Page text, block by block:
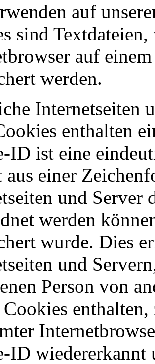
auf
sind
auf
werden.
Internetseiten
enthalten
ID ist eine
aus einer
und Server
werden
wurde. Dies
und
Person von
Cookies
ID